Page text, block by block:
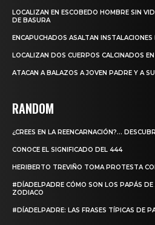
LOCALIZAN EN ESCOBEDO HOMBRE SIN
DE BASURA
ENCAPUCHADOS ASALTAN
LOCALIZAN DOS CUERPOS CALCINADOS
ATACAN A BALAZOS A JOVEN PADRE Y A
RANDOM
¿CREES EN LA REENCARNACIÓN?…
CONOCE EL SIGNIFICADO DEL 444
HERIBERTO TREVIÑO TOMA PROTESTA
#DÍADELPADRE CÓMO SON LOS PAPÁS
ZODIACO
#DÍADELPADRE: LAS FRASES TÍPICAS DE